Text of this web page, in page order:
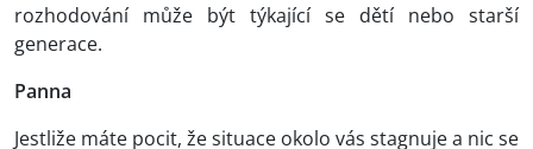
rozhodování může být týkající se dětí nebo starší
generace.
Panna
Jestliže máte pocit, že situace okolo vás stagnuje a nic se